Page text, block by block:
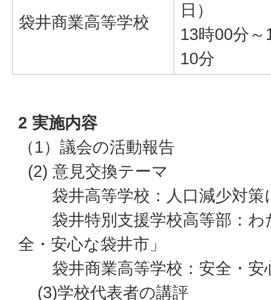
袋井商業高等学校
日）
13時00分～
10分
2 実施内容
（1）議会の活動報告
(2) 意見交換テーマ
袋井高等学校：人口減少対策
袋井特別支援学校高等部：わ
全・安心な袋井市」
袋井商業高等学校：安全・安
(3)学校代表者の講評